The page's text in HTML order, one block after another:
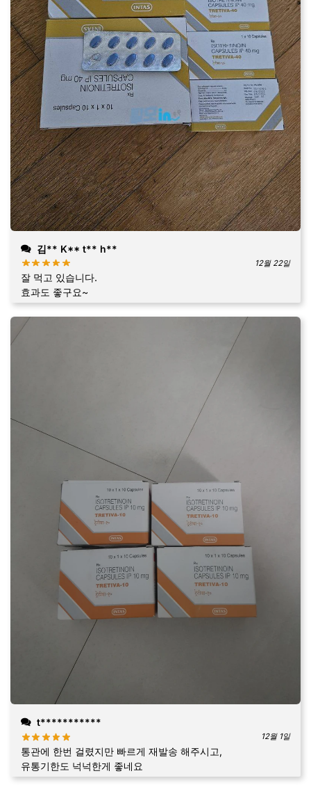
김** K** t** h**
12월 22일
잘 먹고 있습니다.
효과도 좋구요~
t***********
12월 1일
통관에 한번 걸렸지만 빠르게 재발송 해주시고,
유통기한도 넉넉한게 좋네요